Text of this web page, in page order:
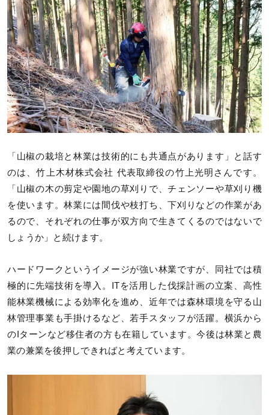
「山椒の栽培と林業は技術的にも共通点があります」と話す
のは、竹上木材株式会社 代表取締役の竹上光明さんです。
「山椒の木の剪定や園地の草刈りで、チェンソーや草刈り機
を使います。林業には間伐や枝打ち、下刈りなどの作業があ
るので、それぞれの仕事が双方向で生きてくるのではないで
しょうか」と続けます。
ハードワークというイメージが強い林業ですが、同社では積
極的に先端技術を導入。ITを活用した伐採計画の立案、高性
能林業機械による効率化を進め、近年では森林環境を守る山
林管理事業も手掛けるなど、若手スタッフが活躍。横浜から
のIターンなど移住者の方も在籍しています。今後は林業と農
業の兼業を後押しできればと考えています。